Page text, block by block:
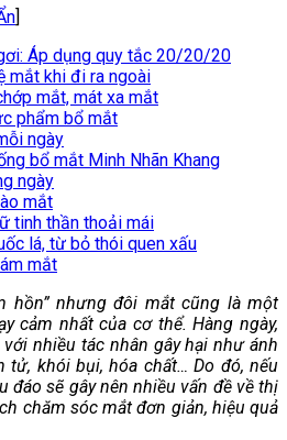
]
Áp dụng quy tắc 20/20/20
mắt khi đi ra ngoài
mắt, mát xa mắt
phẩm bổ mắt
ngày
bổ mắt Minh Nhãn Khang
ngày
mắt
tinh thần thoải mái
lá, từ bỏ thói quen xấu
mắt
hồn”nhưng đôi mắt cũng là một
cảm nhất của cơ thể. Hàng ngày,
nhiều tác nhân gây hại như ánh
tử, khói bụi, hóa chất… Do đó, nếu
đáo sẽ gây nên nhiều vấn đề về thị
chăm sóc mắt đơn giản, hiệu quả